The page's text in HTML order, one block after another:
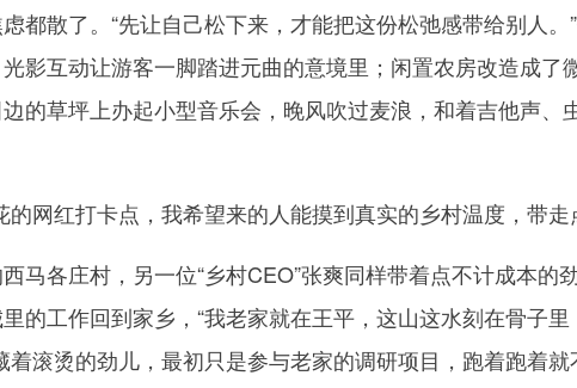
都散了。“先让自己松下来，才能把这份松弛感带给别人
影互动让游客一脚踏进元曲的意境里；闲置农房改造成
的草坪上办起小型音乐会，晚风吹过麦浪，和着吉他声、
红打卡点，我希望来的人能摸到真实的乡村温度，带走
各庄村，另一位“乡村CEO”张爽同样带着点不计成本的
的工作回到家乡，“我老家就在王平，这山这水刻在骨子
着滚烫的劲儿，最初只是参与老家的调研项目，跑着跑着就